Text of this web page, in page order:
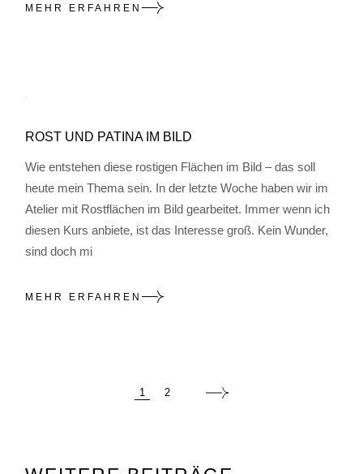
MEHR ERFAHREN
ROST UND PATINA IM BILD
Wie entstehen diese rostigen Flächen im Bild – das soll
heute mein Thema sein. In der letzte Woche haben wir im
Atelier mit Rostflächen im Bild gearbeitet. Immer wenn ich
diesen Kurs anbiete, ist das Interesse groß. Kein Wunder,
sind doch mi
MEHR ERFAHREN
1 2